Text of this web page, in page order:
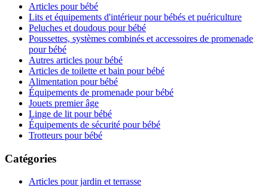
Articles pour bébé
Lits et équipements d'intérieur pour bébés et puériculture
Peluches et doudous pour bébé
Poussettes, systèmes combinés et accessoires de promenade
pour bébé
Autres articles pour bébé
Articles de toilette et bain pour bébé
Alimentation pour bébé
Équipements de promenade pour bébé
Jouets premier âge
Linge de lit pour bébé
Équipements de sécurité pour bébé
Trotteurs pour bébé
Catégories
Articles pour jardin et terrasse